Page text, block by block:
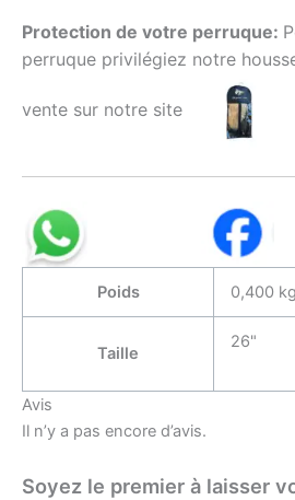
Protection de votre perruque:
perruque privilégiez notre
vente sur notre site
Poids 0,400 kg
Taille
26"
Avis
Il n’y a pas encore d’avis.
Soyez le premier à laisser